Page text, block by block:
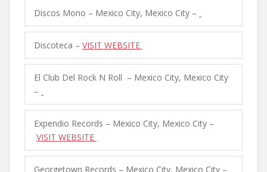
Discos Mono – Mexico City, Mexico City –
Discoteca – VISIT WEBSITE
El Club Del Rock N Roll – Mexico City, Mexico City
–
Expendio Records – Mexico City, Mexico City –
VISIT WEBSITE
Georgetown Records – Mexico City, Mexico City –